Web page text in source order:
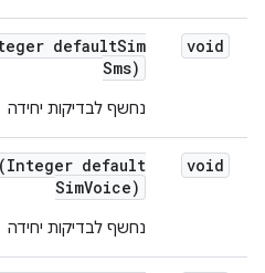
void
defaultSim
Sms)
נחשף לבדיקות יחידה
void
(Integer default
SimVoice)
נחשף לבדיקות יחידה